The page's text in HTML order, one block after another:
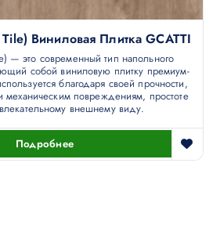
Виниловая Плитка GCATTI
— это современный тип напольного
собой виниловую плитку премиум-
благодаря своей прочности,
механическим повреждениям, простоте
внешнему виду.
Подробнее